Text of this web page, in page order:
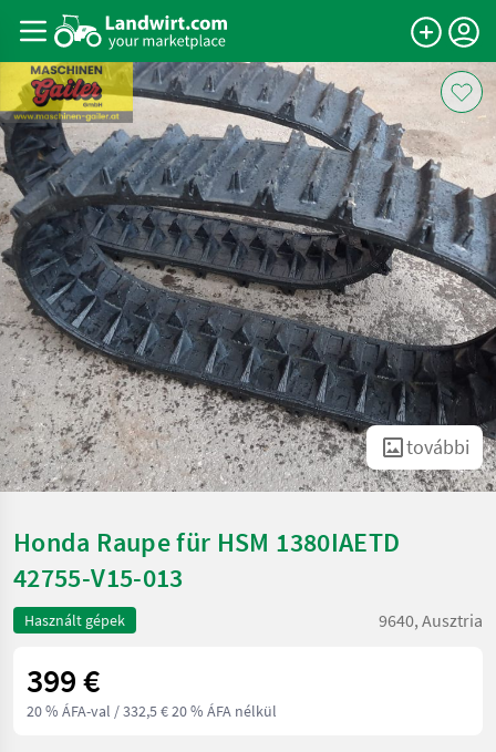
további
Honda Raupe für HSM 1380IAETD
42755-V15-013
Használt gépek 9640, Ausztria
399 €
20 % ÁFA-val / 332,5 € 20 % ÁFA nélkül